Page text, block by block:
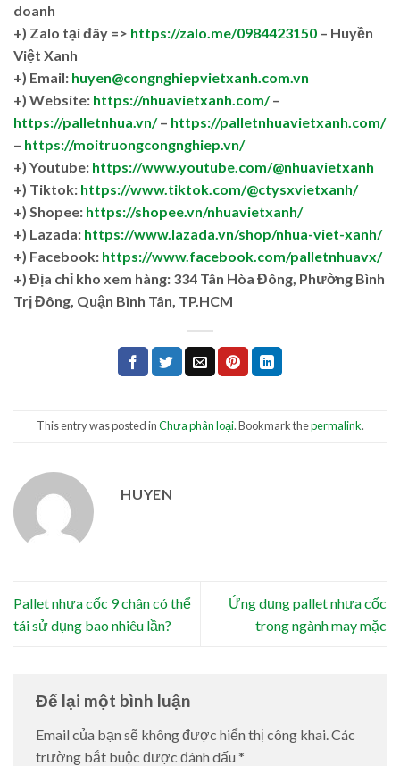
doanh
+) Zalo tại đây => https://zalo.me/0984423150 – Huyền
Việt Xanh
+) Email: huyen@congnghiepvietxanh.com.vn
+) Website: https://nhuavietxanh.com/–
https://palletnhua.vn/– https://palletnhuavietxanh.com/
– https://moitruongcongnghiep.vn/
+) Youtube: https://www.youtube.com/@nhuavietxanh
+) Tiktok: https://www.tiktok.com/@ctysxvietxanh/
+) Shopee: https://shopee.vn/nhuavietxanh/
+) Lazada: https://www.lazada.vn/shop/nhua-viet-xanh/
+) Facebook: https://www.facebook.com/palletnhuavx/
+) Địa chỉ kho xem hàng: 334 Tân Hòa Đông, Phường Bình
Trị Đông, Quận Bình Tân, TP.HCM
This entry was posted inChưa phân loại. Bookmark thepermalink.
HUYEN
Pallet nhựa cốc 9 chân có thể
tái sử dụng bao nhiêu lần?
Ứng dụng pallet nhựa cốc
trong ngành may mặc
Để lại một bình luận
Email của bạn sẽ không được hiển thị công khai. Các
trường bắt buộc được đánh dấu *